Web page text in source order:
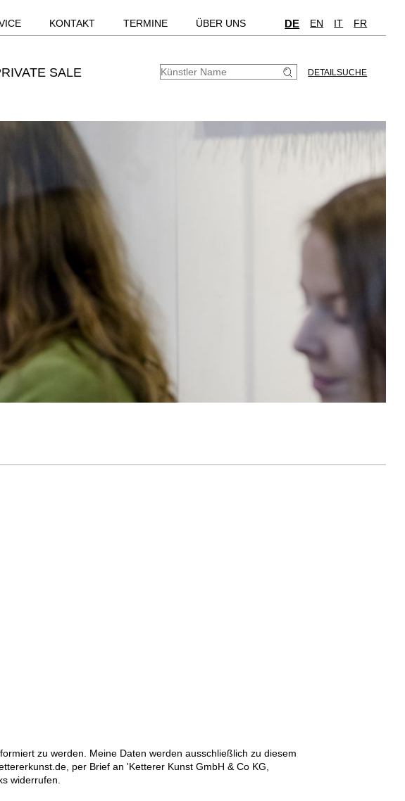
KONTAKT TERMINE ÜBER UNS DE EN IT FR
SALE DETAILSUCHE
zu werden. Meine Daten werden ausschließlich zu diesem
per Brief an 'Ketterer Kunst GmbH & Co KG,
widerrufen.